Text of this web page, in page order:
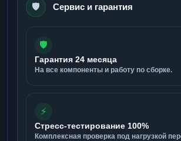
🛡️ Сервис и гарантия
🛡️
Гарантия 24 месяца
На все компоненты и работу по сборке.
⚡
Стресс-тестирование 100%
Комплексная проверка под нагрузкой